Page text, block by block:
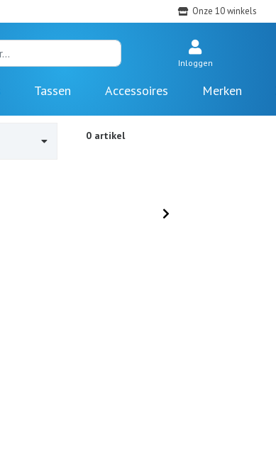
Onze 10 winkels
Inloggen
Tassen Accessoires Merken
0 artikel